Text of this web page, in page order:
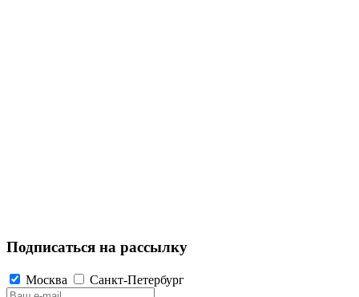
Подписаться на рассылку
Москва Санкт-Петербург